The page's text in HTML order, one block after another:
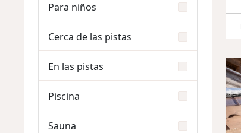
Para niños
Cerca de las pistas
En las pistas
Piscina
Sauna